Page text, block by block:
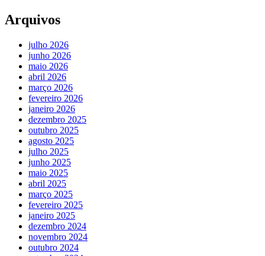
Arquivos
julho 2026
junho 2026
maio 2026
abril 2026
março 2026
fevereiro 2026
janeiro 2026
dezembro 2025
outubro 2025
agosto 2025
julho 2025
junho 2025
maio 2025
abril 2025
março 2025
fevereiro 2025
janeiro 2025
dezembro 2024
novembro 2024
outubro 2024